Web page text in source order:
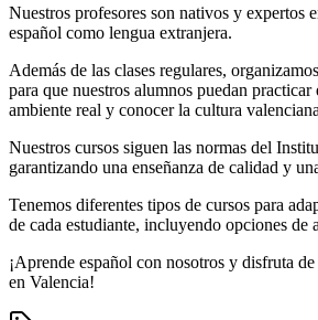
Nuestros profesores son nativos y expertos
español como lengua extranjera.
Además de las clases regulares,
para que nuestros alumnos puedan practicar
ambiente real y conocer la cultura
Nuestros cursos siguen las normas del
garantizando una enseñanza de calidad y
Tenemos diferentes tipos de cursos para
de cada estudiante, incluyendo opciones de
¡Aprende español con nosotros y disfruta
en Valencia!